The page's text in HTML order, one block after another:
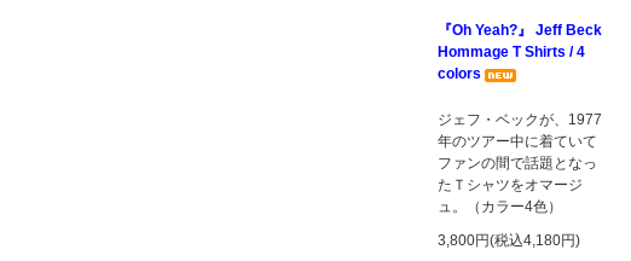
『Oh Yeah?』 Jeff Beck
Hommage T Shirts / 4
colors
ジェフ・ベックが、1977
年のツアー中に着ていて
ファンの間で話題となっ
たＴシャツをオマージ
ュ。（カラー4色）
3,800円(税込4,180円)